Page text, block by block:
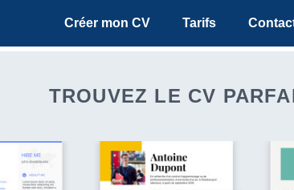
Créer mon CV Tarifs
TROUVEZ LE CV